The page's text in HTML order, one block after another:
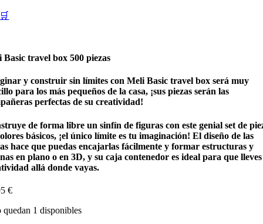
🛒
Basic travel box 500 piezas
y construir sin límites con Meli Basic travel box será muy
para los más pequeños de la casa, ¡sus piezas serán las
perfectas de su creatividad!
de forma libre un sinfín de figuras con este genial set de
básicos, ¡el único límite es tu imaginación! El diseño de las
hace que puedas encajarlas fácilmente y formar estructuras y
en plano o en 3D, y su caja contenedor es ideal para que
allá donde vayas.
€
quedan 1 disponibles